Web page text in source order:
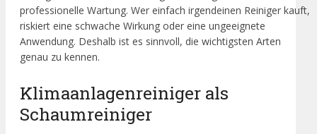
professionelle Wartung. Wer einfach irgendeinen Reiniger kauft,
riskiert eine schwache Wirkung oder eine ungeeignete
Anwendung. Deshalb ist es sinnvoll, die wichtigsten Arten
genau zu kennen.
Klimaanlagenreiniger als
Schaumreiniger